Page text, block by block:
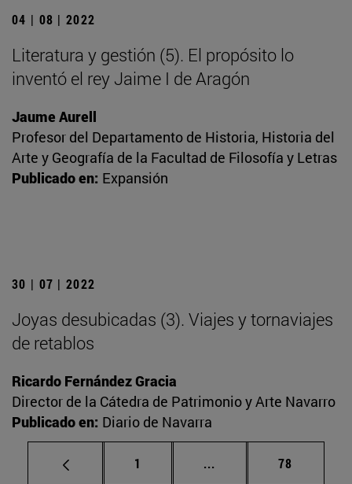
04 | 08 | 2022
Literatura y gestión (5). El propósito lo
inventó el rey Jaime I de Aragón
Jaume Aurell
Profesor del Departamento de Historia, Historia del
Arte y Geografía de la Facultad de Filosofía y Letras
Publicado en: Expansión
30 | 07 | 2022
Joyas desubicadas (3). Viajes y tornaviajes
de retablos
Ricardo Fernández Gracia
Director de la Cátedra de Patrimonio y Arte Navarro
Publicado en: Diario de Navarra
Página
1 ... Páginas intermedias
Página
78